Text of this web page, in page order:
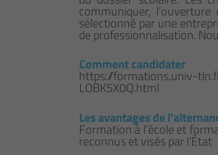
communiquer,
sélectionné par une
de professionnalisation.
Comment candidater
https://formations.univ-
LOBK5X0Q.html
Les avantages de
Formation à l’école et
reconnus et visés par l’État